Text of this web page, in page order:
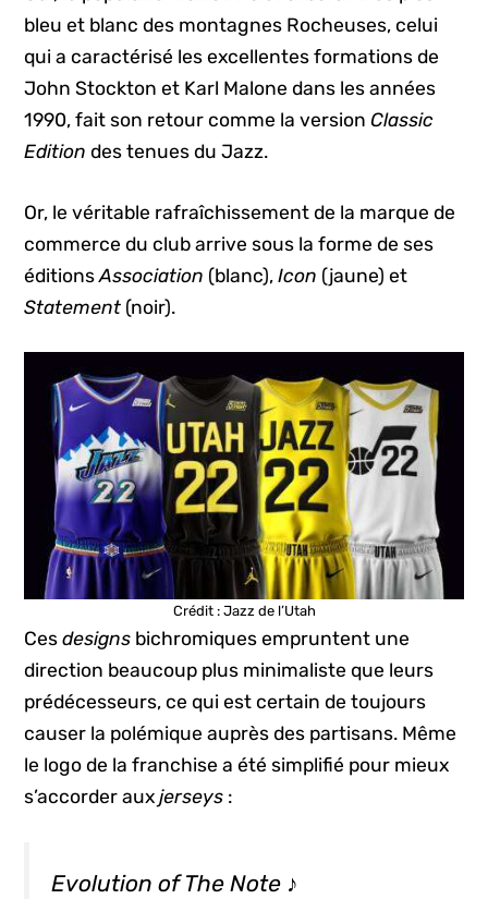
bleu et blanc des montagnes Rocheuses, celui
qui a caractérisé les excellentes formations de
John Stockton et Karl Malone dans les années
1990, fait son retour comme la versionClassic
Edition des tenues du Jazz.
Or, le véritable rafraîchissement de la marque de
commerce du club arrive sous la forme de ses
éditionsAssociation (blanc),Icon (jaune) et
Statement (noir).
Crédit : Jazz de l’Utah
Cesdesigns bichromiques empruntent une
direction beaucoup plus minimaliste que leurs
prédécesseurs, ce qui est certain de toujours
causer la polémique auprès des partisans. Même
le logo de la franchise a été simplifié pour mieux
s’accorder auxjerseys :
Evolution of The Note ♪